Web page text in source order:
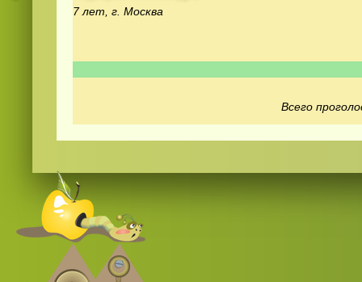
7 лет, г. Москва
Всего
Смотретьвидео